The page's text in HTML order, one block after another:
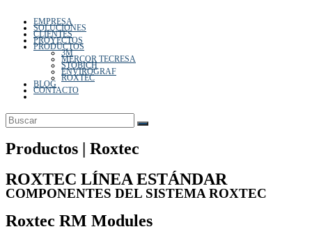
de
la
web
EMPRESA
SOLUCIONES
CLIENTES
PROYECTOS
PRODUCTOS
3M
MERCOR TECRESA
STOBICH
ENVIROGRAF
ROXTEC
BLOG
CONTACTO
Alternar
de
la
Productos | Roxtec
ROXTEC LÍNEA ESTÁNDAR
COMPONENTES DEL SISTEMA ROXTEC
Roxtec RM Modules